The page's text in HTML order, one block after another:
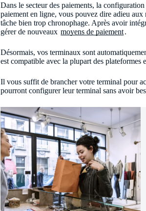
Dans le secteur des paiements, la
paiement en ligne, vous pouvez dire adieu
tâche bien trop chronophage. Après avoir
gérer de nouveaux moyens de paiement.
Désormais, vos terminaux sont
est compatible avec la plupart des plateformes
Il vous suffit de brancher votre terminal pour
pourront configurer leur terminal sans avoir